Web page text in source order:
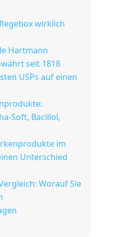
wirklich
Hartmann
seit 1818
USPs auf einen
Soft, Bacillol,
im
Unterschied
Worauf Sie